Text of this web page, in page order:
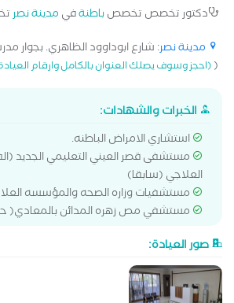
دكتور تخصص تخصصباطنةفي مدينة نصر
مدينة نصر: شارع ابوداوود الظاهري. بجوار
((احجز وسوف يصلك العنوان بالكامل وارقام
الخبرات والشهادات:
استشاري الامراض الباطنه.
مستشفى قصر العيني التعليمي الجديد
العلاجي (سابقا)
مستشفيات وزاره الصحه والمؤسسه
مستشفي مص زهره المدائن بالمعادي(
صور العيادة: